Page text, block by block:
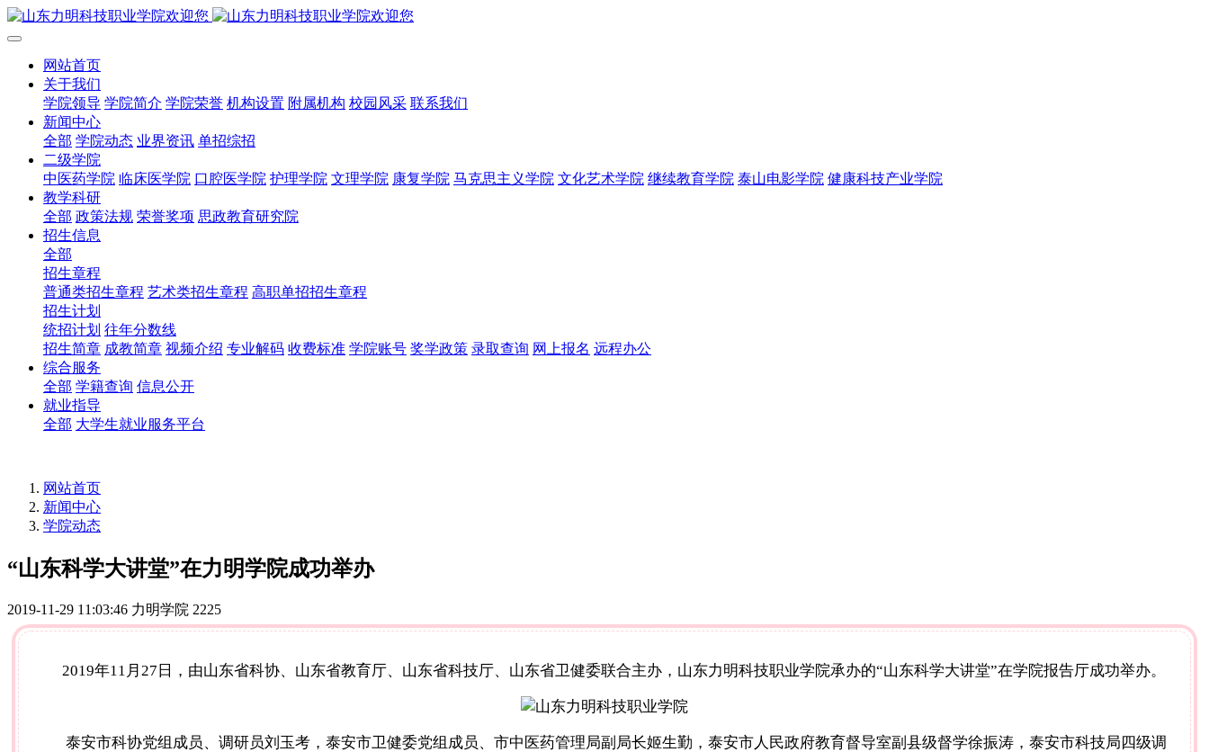
网站首页
关于我们
学院领导 学院简介 学院荣誉 机构设置 附属机构 校园风采 联系我们
新闻中心
全部 学院动态 业界资讯 单招综招
二级学院
中医药学院 临床医学院 口腔医学院 护理学院 文理学院 康复学院 马克思主义学院 文化艺术学院 继续教育学院 泰山电影学院 健康科技产业学院
教学科研
全部 政策法规 荣誉奖项 思政教育研究院
招生信息
全部
招生章程
普通类招生章程 艺术类招生章程 高职单招招生章程
招生计划
统招计划 往年分数线
招生简章 成教简章 视频介绍 专业解码 收费标准 学院账号 奖学政策 录取查询 网上报名 远程办公
综合服务
全部 学籍查询 信息公开
就业指导
全部 大学生就业服务平台
网站首页
新闻中心
学院动态
“山东科学大讲堂”在力明学院成功举办
2019-11-29 11:03:46 力明学院 2225
2019年11月27日，由山东省科协、山东省教育厅、山东省科技厅、山东省卫健委联合主办，山东力明科技职业学院承办的“山东科学大讲堂”在学院报告厅成功举办。
泰安市科协党组成员、调研员刘玉考，泰安市卫健委党组成员、市中医药管理局副局长姬生勤，泰安市人民政府教育督导室副县级督学徐振涛，泰安市科技局四级调